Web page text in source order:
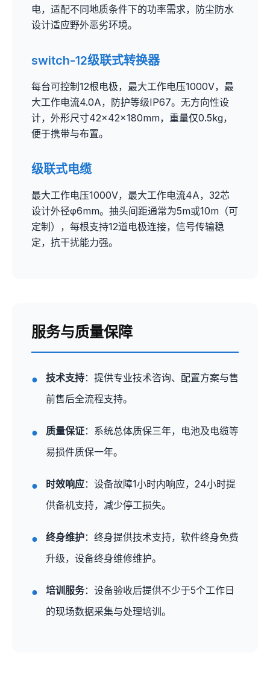
电，适配不同地质条件下的功率需求，防尘防水
设计适应野外恶劣环境。
switch-12级联式转换器
每台可控制12根电极，最大工作电压1000V，最
大工作电流4.0A，防护等级IP67。无方向性设
计，外形尺寸42×42×180mm，重量仅0.5kg，
便于携带与布置。
级联式电缆
最大工作电压1000V，最大工作电流4A，32芯
设计外径φ6mm。抽头间距通常为5m或10m（可
定制），每根支持12道电极连接，信号传输稳
定，抗干扰能力强。
服务与质量保障
技术支持：提供专业技术咨询、配置方案与售
前售后全流程支持。
质量保证：系统总体质保三年，电池及电缆等
易损件质保一年。
时效响应：设备故障1小时内响应，24小时提
供备机支持，减少停工损失。
终身维护：终身提供技术支持，软件终身免费
升级，设备终身维修维护。
培训服务：设备验收后提供不少于5个工作日
的现场数据采集与处理培训。